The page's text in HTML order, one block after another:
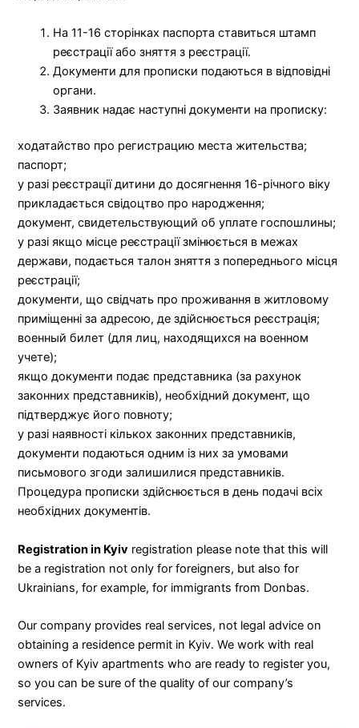
На 11-16 сторінках паспорта ставиться штамп
реєстрації або зняття з реєстрації.
Документи для прописки подаються в відповідні
органи.
Заявник надає наступні документи на прописку:
ходатайство про регистрацию места жительства;
паспорт;
у разі реєстрації дитини до досягнення 16-річного віку
прикладається свідоцтво про народження;
документ, свидетельствующий об уплате госпошлины;
у разі якщо місце реєстрації змінюється в межах
держави, подається талон зняття з попереднього місця
реєстрації;
документи, що свідчать про проживання в житловому
приміщенні за адресою, де здійснюється реєстрація;
военный билет (для лиц, находящихся на военном
учете);
якщо документи подає представника (за рахунок
законних представників), необхідний документ, що
підтверджує його повноту;
у разі наявності кількох законних представників,
документи подаються одним із них за умовами
письмового згоди залишилися представників.
Процедура прописки здійснюється в день подачі всіх
необхідних документів.
Registration in Kyiv registration please note that this will
be a registration not only for foreigners, but also for
Ukrainians, for example, for immigrants from Donbas.
Our company provides real services, not legal advice on
obtaining a residence permit in Kyiv. We work with real
owners of Kyiv apartments who are ready to register you,
so you can be sure of the quality of our company’s
services.